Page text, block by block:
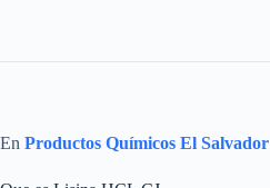
En Productos Químicos El Salvador